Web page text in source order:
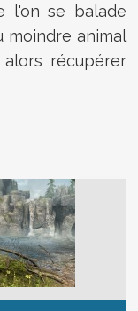
l'on se balade
moindre animal
récupérer